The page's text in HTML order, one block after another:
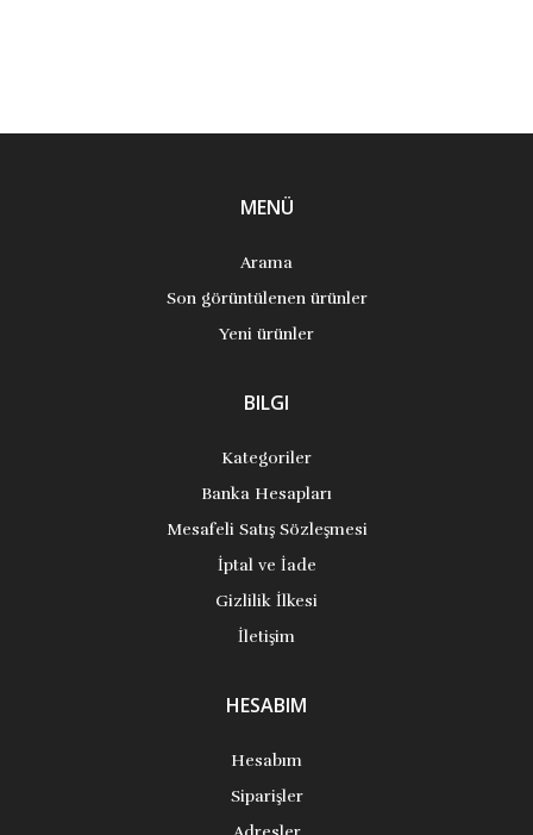
MENÜ
Arama
Son görüntülenen ürünler
Yeni ürünler
BILGI
Kategoriler
Banka Hesapları
Mesafeli Satış Sözleşmesi
İptal ve İade
Gizlilik İlkesi
İletişim
HESABIM
Hesabım
Siparişler